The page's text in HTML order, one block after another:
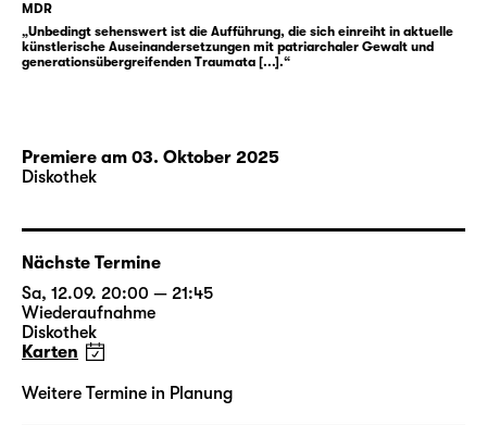
ausgesetzt ist. All ihre Lebensgeschichten
scheinen einer vorgezeichneten Bahn zu
folgen, geprägt vom reißenden Strom der
Fluss die Landschaft, so formt die Gewalt die
Körper, Erinnerungen und Entscheidungen
Weise.
Unausweichlichkeit nicht länger hingeben. Es
muss doch möglich sein, den Strom zu
stoppen, ihn umzulenken, neue Abzweige zu
finden. Und so begibt sie sich auf die Suche:
Sie kratzt am Schweigen der Gesellschaft,
MDR
„Unbedingt sehenswert ist die Aufführung, die sich einreiht in aktuelle
künstlerische Auseinandersetzungen mit patriarchaler Gewalt und
generationsübergreifenden Traumata [...].“
Premiere am 03. Oktober 2025
Diskothek
Nächste Termine
Sa, 12.09. 20:00 — 21:45
Wiederaufnahme
Diskothek
Karten
Weitere Termine in Planung